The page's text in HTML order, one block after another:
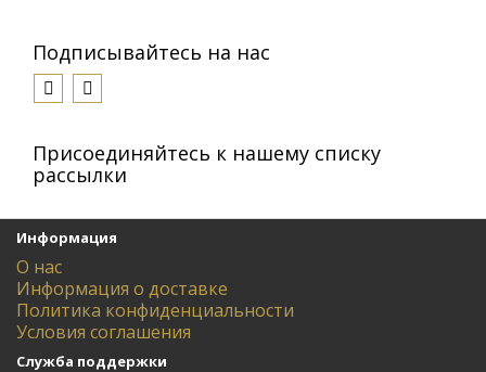
Подписывайтесь на нас
Присоединяйтесь к нашему списку
рассылки
Информация
О нас
Информация о доставке
Политика конфиденциальности
Условия соглашения
Служба поддержки